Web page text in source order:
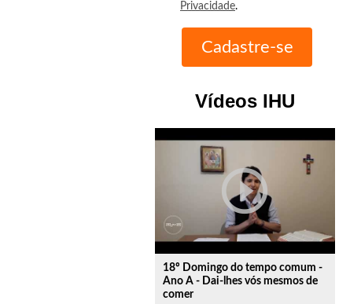
Privacidade.
Vídeos IHU
play_circle_outline
18º Domingo do tempo comum -
Ano A - Dai-lhes vós mesmos de
comer